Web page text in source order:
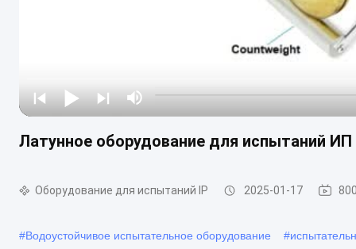
Латунное оборудование для испытаний
Оборудование для испытаний IP 2025-01-17
#Водоустойчивое испытательное оборудование #